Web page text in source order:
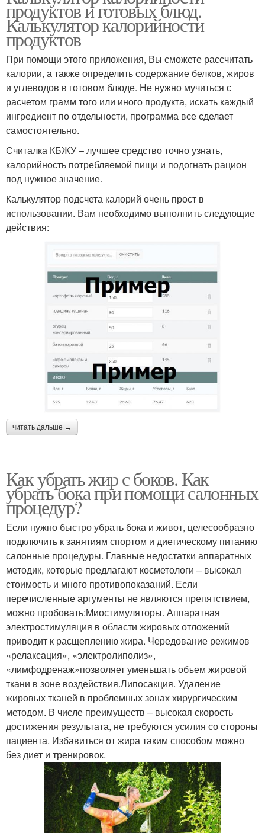
продуктов и готовых блюд.
Калькулятор калорийности
продуктов
При помощи этого приложения, Вы сможете рассчитать
калории, а также определить содержание белков, жиров
и углеводов в готовом блюде. Не нужно мучиться с
расчетом грамм того или иного продукта, искать каждый
ингредиент по отдельности, программа все сделает
самостоятельно.
Считалка КБЖУ – лучшее средство точно узнать,
калорийность потребляемой пищи и подогнать рацион
под нужное значение.
Калькулятор подсчета калорий очень прост в
использовании. Вам необходимо выполнить следующие
действия:
читать дальше →
Как убрать жир с боков. Как
убрать бока при помощи салонных
процедур?
Если нужно быстро убрать бока и живот, целесообразно
подключить к занятиям спортом и диетическому питанию
салонные процедуры. Главные недостатки аппаратных
методик, которые предлагают косметологи – высокая
стоимость и много противопоказаний. Если
перечисленные аргументы не являются препятствием,
можно пробовать:Миостимуляторы. Аппаратная
электростимуляция в области жировых отложений
приводит к расщеплению жира. Чередование режимов
«релаксация», «электролиполиз»,
«лимфодренаж»позволяет уменьшать объем жировой
ткани в зоне воздействия.Липосакция. Удаление
жировых тканей в проблемных зонах хирургическим
методом. В числе преимуществ – высокая скорость
достижения результата, не требуются усилия со стороны
пациента. Избавиться от жира таким способом можно
без диет и тренировок.